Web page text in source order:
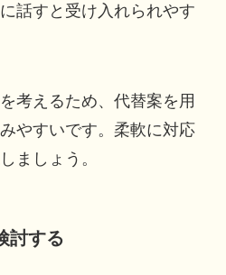
話すと受け入れられやす
考えるため、代替案を用
やすいです。柔軟に対応
ましょう。
討する